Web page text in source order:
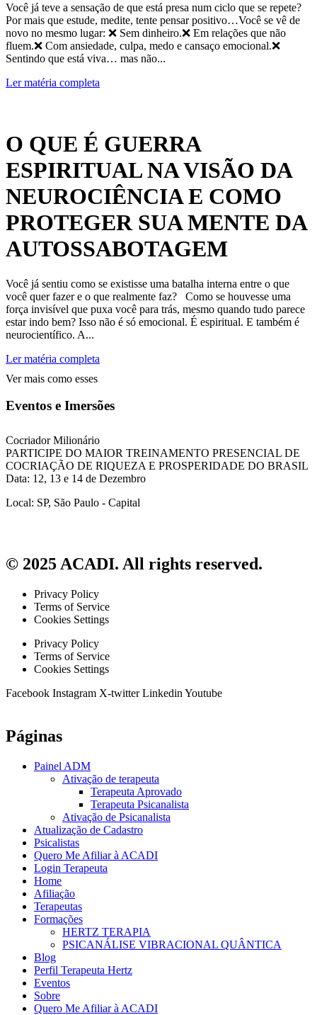
Você já teve a sensação de que está presa num ciclo que se repete?
Por mais que estude, medite, tente pensar positivo…Você se vê de
novo no mesmo lugar: ❌ Sem dinheiro.❌ Em relações que não
fluem.❌ Com ansiedade, culpa, medo e cansaço emocional.❌
Sentindo que está viva… mas não...
Ler matéria completa
O QUE É GUERRA
ESPIRITUAL NA VISÃO DA
NEUROCIÊNCIA E COMO
PROTEGER SUA MENTE DA
AUTOSSABOTAGEM
Você já sentiu como se existisse uma batalha interna entre o que
você quer fazer e o que realmente faz? Como se houvesse uma
força invisível que puxa você para trás, mesmo quando tudo parece
estar indo bem? Isso não é só emocional. É espiritual. E também é
neurocientífico. A...
Ler matéria completa
Ver mais como esses
Eventos e Imersões
Cocriador Milionário
PARTICIPE DO MAIOR TREINAMENTO PRESENCIAL DE
COCRIAÇÃO DE RIQUEZA E PROSPERIDADE DO BRASIL
Data: 12, 13 e 14 de Dezembro
Local: SP, São Paulo - Capital
© 2025 ACADI. All rights reserved.
Privacy Policy
Terms of Service
Cookies Settings
Privacy Policy
Terms of Service
Cookies Settings
Facebook Instagram X-twitter Linkedin Youtube
Páginas
Painel ADM
Ativação de terapeuta
Terapeuta Aprovado
Terapeuta Psicanalista
Ativação de Psicanalista
Atualização de Cadastro
Psicalistas
Quero Me Afiliar à ACADI
Login Terapeuta
Home
Afiliação
Terapeutas
Formações
HERTZ TERAPIA
PSICANÁLISE VIBRACIONAL QUÂNTICA
Blog
Perfil Terapeuta Hertz
Eventos
Sobre
Quero Me Afiliar à ACADI